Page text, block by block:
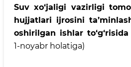
Suv xo‘jaligi vazirligi
hujjatlari ijrosini
oshirilgan ishlar to‘g‘risida
1-noyabr holatiga)